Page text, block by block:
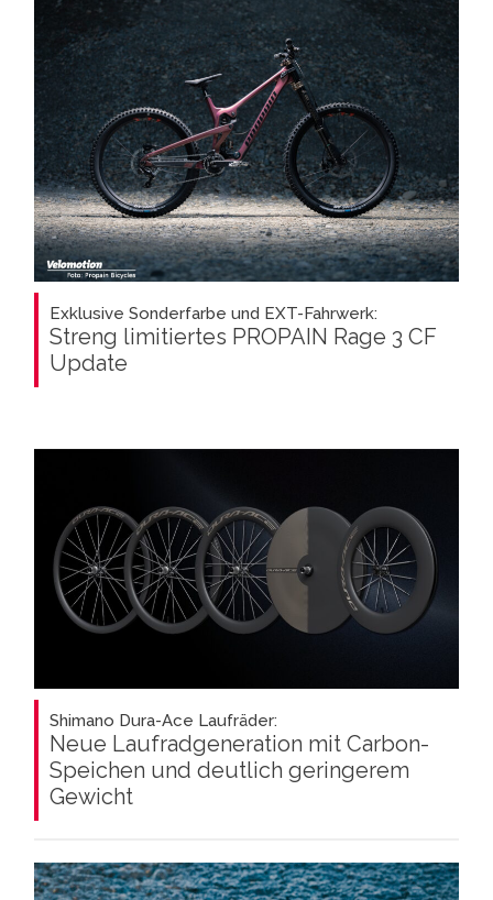
Exklusive Sonderfarbe und EXT-Fahrwerk:
Streng limitiertes PROPAIN Rage 3 CF
Update
Shimano Dura-Ace Laufräder:
Neue Laufradgeneration mit Carbon-
Speichen und deutlich geringerem
Gewicht